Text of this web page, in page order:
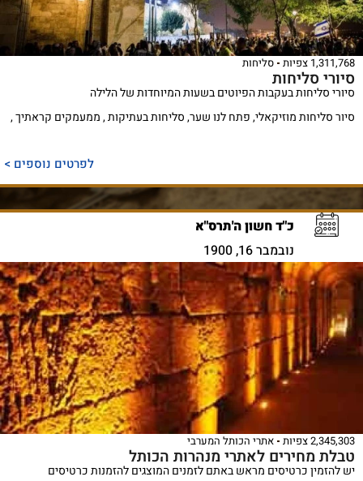
1,311,768 צפיות סליחות
סיורי סליחות
סיורי סליחות בעקבות הפיוטים בשעות המיוחדות של הלילה
סיור סליחות מוזיקאלי, פתח לנו שער, סליחות בעתיקות , ממעמקים קראתיך ,
לפרטים נוספים >
כ"ד חשון ה'תרס"א
נובמבר 16, 1900
2,345,303 צפיות אתרי הכותל המערבי
טבלת מחירים לאתרי מנהרות הכותל
יש להזמין כרטיסים מראש באתם לזמנים המוצגים להזמנות כרטיסים